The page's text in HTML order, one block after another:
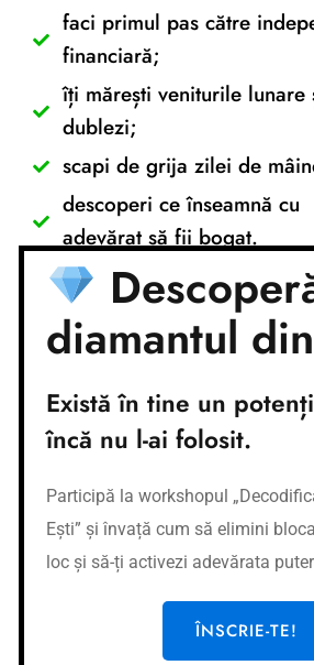
faci primul pas către
financiară;
îți mărești veniturile lunare
dublezi;
scapi de grija zilei de
descoperi ce înseamnă cu
adevărat să fii bogat.
Conturi bancare
IBAN:
Nume cont:CR
Nume banca:Banca Transilvania
diamantul
Există în tine un
încă nu l-ai folosit.
Participă la workshopul
Ești” și învață cum să elimini
loc și să-ți activezi adevărata
ÎNSCRIE-TE!